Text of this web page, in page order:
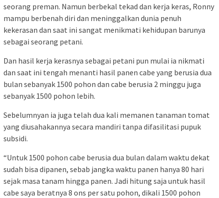
seorang preman. Namun berbekal tekad dan kerja keras, Ronny
mampu berbenah diri dan meninggalkan dunia penuh
kekerasan dan saat ini sangat menikmati kehidupan barunya
sebagai seorang petani.
Dan hasil kerja kerasnya sebagai petani pun mulai ia nikmati
dan saat ini tengah menanti hasil panen cabe yang berusia dua
bulan sebanyak 1500 pohon dan cabe berusia 2 minggu juga
sebanyak 1500 pohon lebih.
Sebelumnyan ia juga telah dua kali memanen tanaman tomat
yang diusahakannya secara mandiri tanpa difasilitasi pupuk
subsidi.
“Untuk 1500 pohon cabe berusia dua bulan dalam waktu dekat
sudah bisa dipanen, sebab jangka waktu panen hanya 80 hari
sejak masa tanam hingga panen. Jadi hitung saja untuk hasil
cabe saya beratnya 8 ons per satu pohon, dikali 1500 pohon